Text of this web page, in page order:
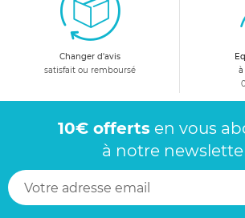
Changer d'avis
satisfait ou remboursé
à
10€ offerts en vous
à notre